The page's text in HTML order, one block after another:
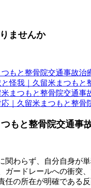
もと整骨院交通事故治
怪我｜久留米まつもと
まつもと整骨院交通事
｜久留米まつもと整骨
もと整骨院交通事
関わらず、自分自身が
ードレールへの衝突
の所在が明確である